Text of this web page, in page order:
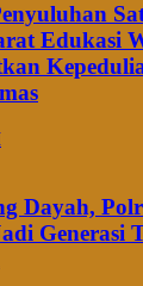
Edukasi
Dayah,
Generasi